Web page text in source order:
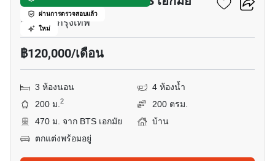
ผ่านการตรวจสอบแล้ว
ใหม่
สุขุมวิท, กรุงเทพ
฿120,000/เดือน
3 ห้องนอน
4 ห้องน้ำ
200 ม.2
200 ตรม.
470 ม. จาก BTS เอกมัย
บ้าน
ตกแต่งพร้อมอยู่